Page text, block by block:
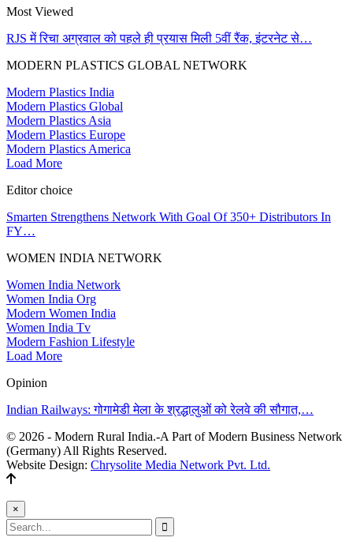
Most Viewed
RJS में रिचा अग्रवाल को पहले ही प्रयास मिली 5वीं रैंक, इंटरनेट से…
MODERN PLASTICS GLOBAL NETWORK
Modern Plastics India
Modern Plastics Global
Modern Plastics Asia
Modern Plastics Europe
Modern Plastics America
Load More
Editor choice
Smarten Strengthens Network With Goal Of 350+ Distributors In
FY…
WOMEN INDIA NETWORK
Women India Network
Women India Org
Modern Women India
Women India Tv
Modern Fashion Lifestyle
Load More
Opinion
Indian Railways: गोगामेडी मेला के श्रद्धालुओं को रेलवे की सौगात,…
© 2026 - Modern Rural India.-A Part of Modern Business Network
(Germany) All Rights Reserved.
Website Design: Chrysolite Media Network Pvt. Ltd.
×